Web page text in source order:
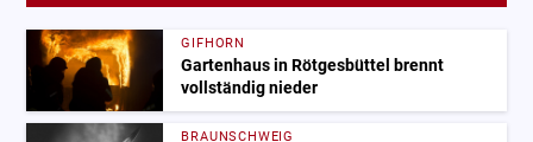
GIFHORN
Gartenhaus in Rötgesbüttel brennt
vollständig nieder
BRAUNSCHWEIG